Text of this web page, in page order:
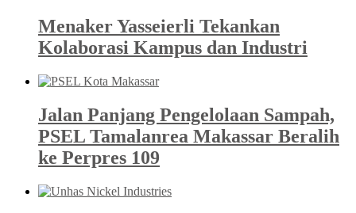
Menaker Yasseierli Tekankan
Kolaborasi Kampus dan Industri
Jalan Panjang Pengelolaan Sampah,
PSEL Tamalanrea Makassar Beralih
ke Perpres 109